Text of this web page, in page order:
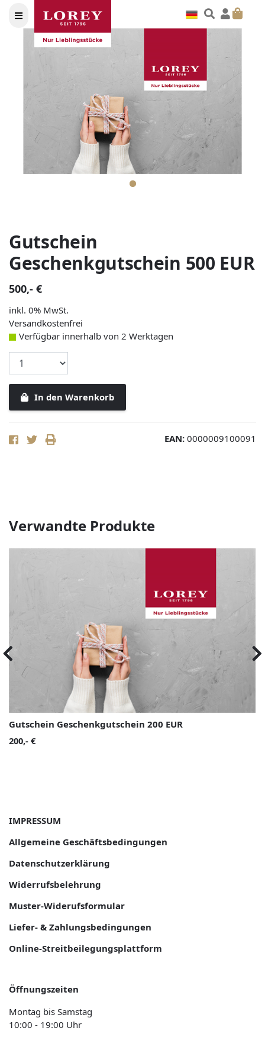
Gutschein
Geschenkgutschein 500 EUR
500,- €
inkl. 0% MwSt.
Versandkostenfrei
Verfügbar innerhalb von 2 Werktagen
In den Warenkorb
EAN: 0000009100091
Verwandte Produkte
Gutschein Geschenkgutschein 200 EUR
200,- €
IMPRESSUM
Allgemeine Geschäftsbedingungen
Datenschutzerklärung
Widerrufsbelehrung
Muster-Widerufsformular
Liefer- & Zahlungsbedingungen
Online-Streitbeilegungsplattform
Öffnungszeiten
Montag bis Samstag
10:00 - 19:00 Uhr